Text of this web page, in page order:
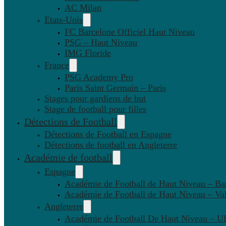
AC Milan
Etats-Unis
FC Barcelone Officiel Haut Niveau
PSG – Haut Niveau
IMG Floride
France
PSG Academy Pro
Paris Saint Germain – Paris
Stages pour gardiens de but
Stage de football pour filles
Détections de Football
Détections de Football en Espagne
Détections de football en Angleterre
Académie de football
Espagne
Académie de Football de Haut Niveau –
Académie de Football de Haut Niveau –
Angleterre
Académie de Football De Haut Niveau –